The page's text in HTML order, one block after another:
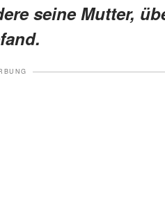
seine Mutter,